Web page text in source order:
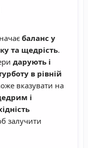
баланс у
та щедрість.
дарують і
в рівній
вказувати на
і
залучити